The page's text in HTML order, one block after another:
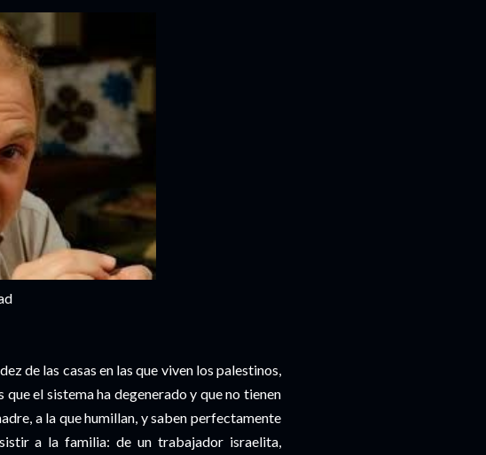
de las casas en las que viven los palestinos,
que el sistema ha degenerado y que no tienen
a la que humillan, y saben perfectamente
a la familia: de un trabajador israelita,